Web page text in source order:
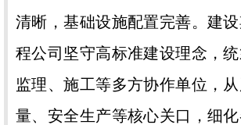
清晰，基础设施配置完善。建
程公司坚守高标准建设理念，统
监理、施工等多方协作单位，
量、安全生产等核心关口，细